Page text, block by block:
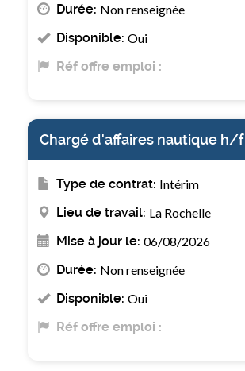
Durée: Non renseignée
Disponible: Oui
Réf offre emploi :
Chargé d'affaires nautique h/f
Type de contrat: Intérim
Lieu de travail: La Rochelle
Mise à jour le: 06/08/2026
Durée: Non renseignée
Disponible: Oui
Réf offre emploi :